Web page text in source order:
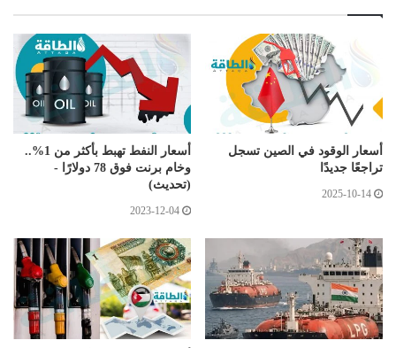
أسعار الوقود في الصين تسجل
تراجعًا جديدًا
2025-10-14
أسعار النفط تهبط بأكثر من 1%..
وخام برنت فوق 78 دولارًا -
(تحديث)
2023-12-04